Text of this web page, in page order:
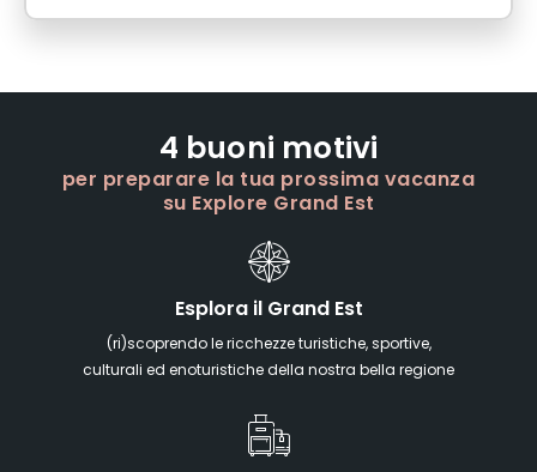
4 buoni motivi
per preparare la tua prossima vacanza
su Explore Grand Est
Esplora il Grand Est
(ri)scoprendo le ricchezze turistiche, sportive,
culturali ed enoturistiche della nostra bella regione